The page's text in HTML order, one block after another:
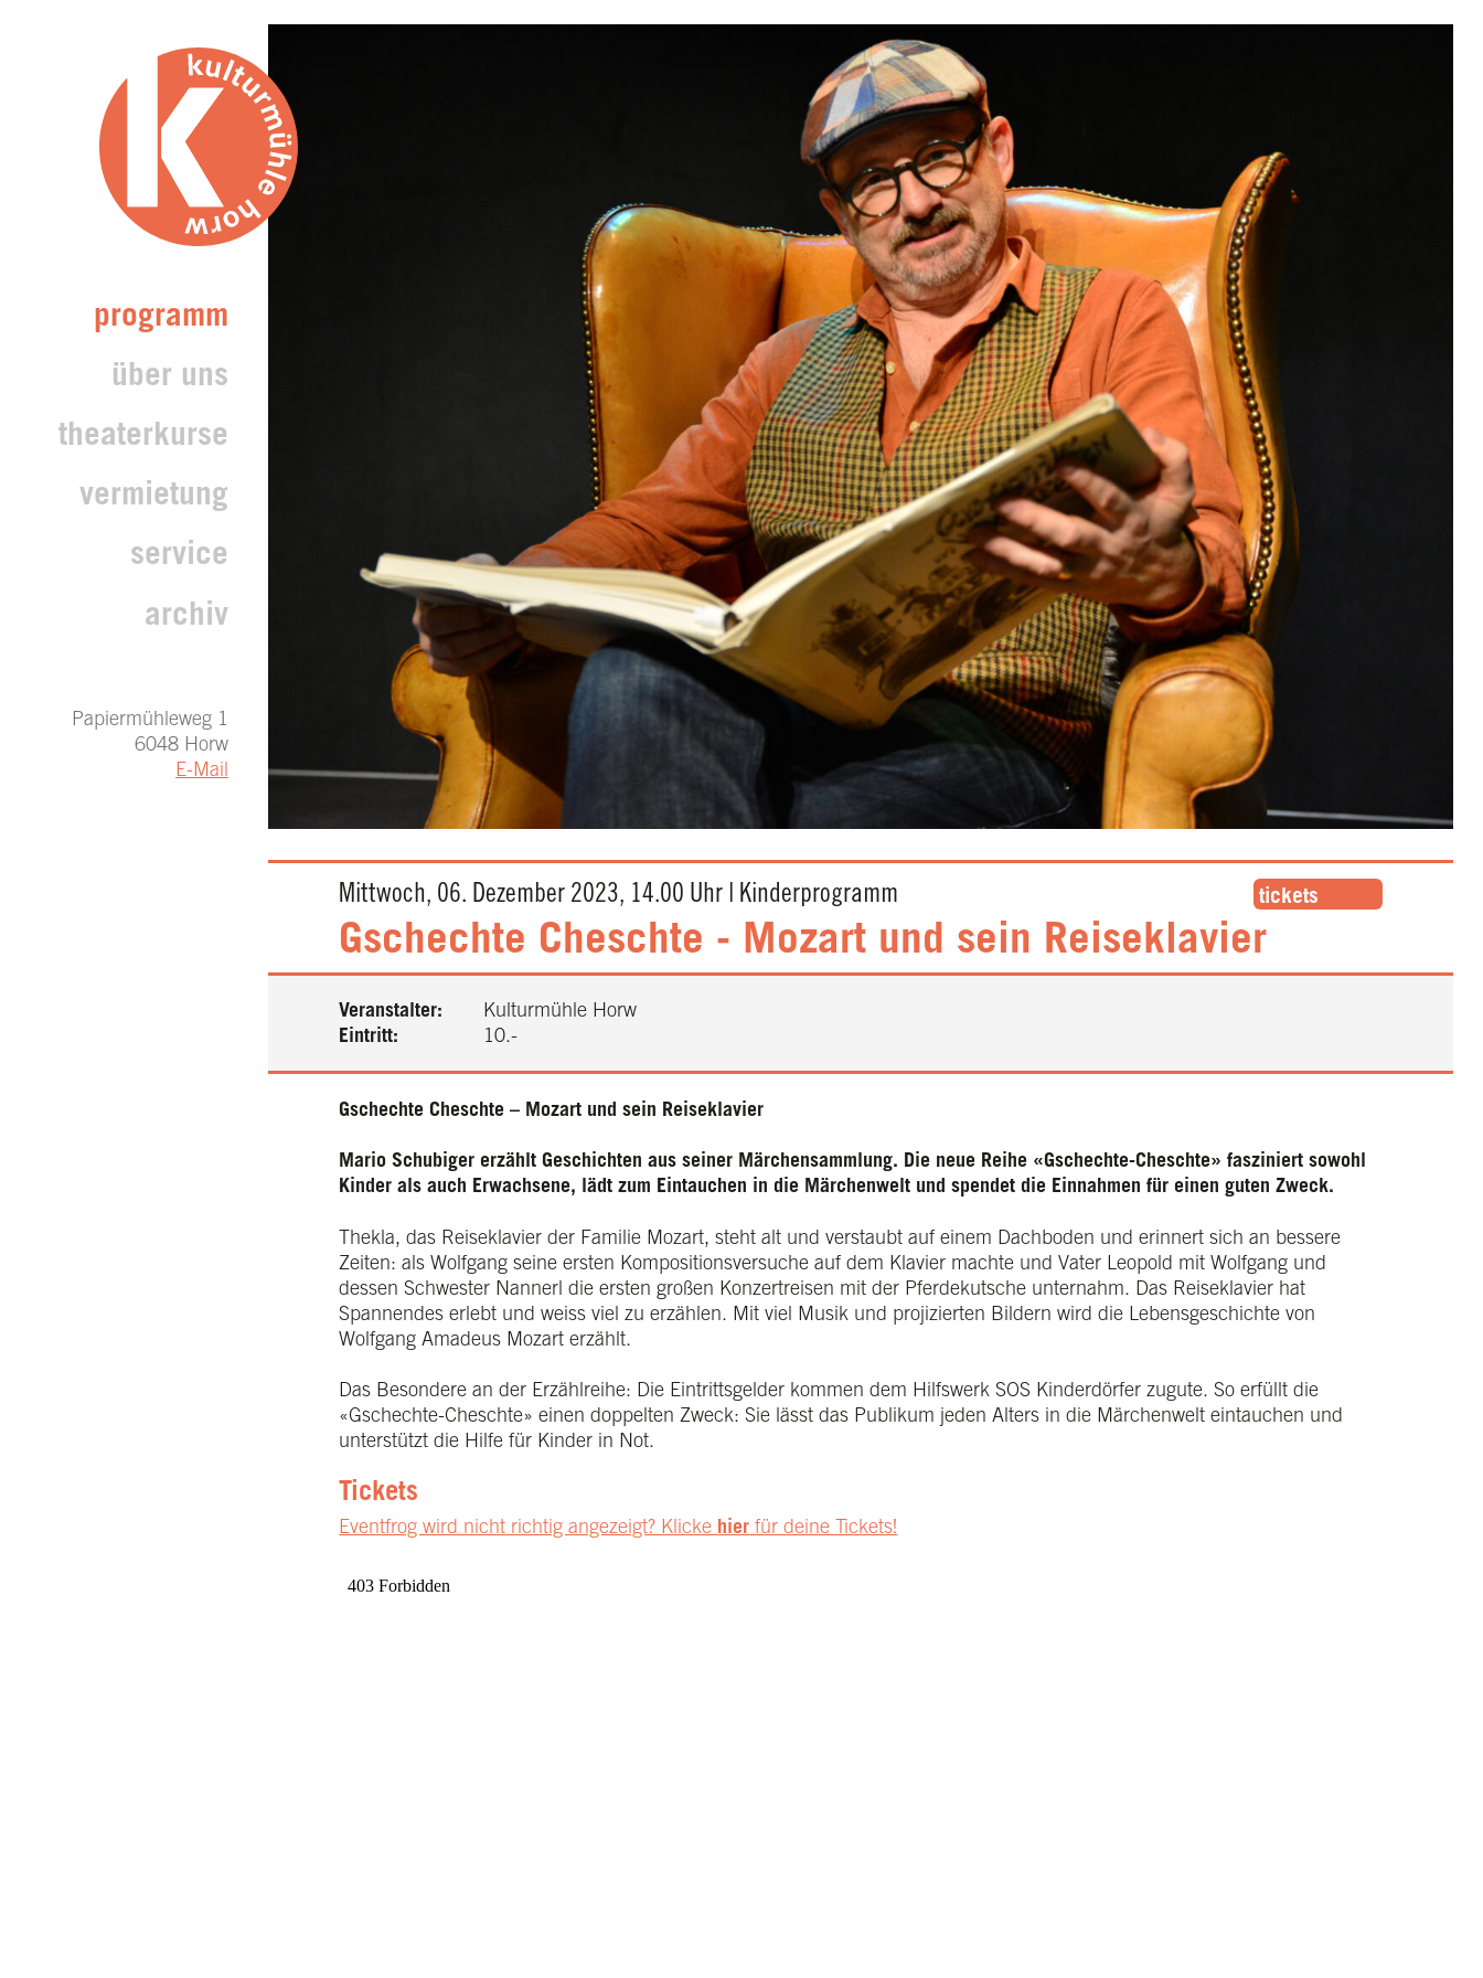
programm
über uns
theaterkurse
vermietung
service
archiv
Papiermühleweg 1
6048 Horw
E-Mail
Mittwoch, 06. Dezember 2023, 14.00 Uhr | Kinderprogramm
Gschechte Cheschte - Mozart und sein Reiseklavier
tickets
Veranstalter:
Kulturmühle Horw
Eintritt:
10.-
Gschechte Cheschte – Mozart und sein Reiseklavier
Mario Schubiger erzählt Geschichten aus seiner Märchensammlung. Die neue Reihe «Gschechte-Cheschte» fasziniert sowohl
Kinder als auch Erwachsene, lädt zum Eintauchen in die Märchenwelt und spendet die Einnahmen für einen guten Zweck.
Thekla, das Reiseklavier der Familie Mozart, steht alt und verstaubt auf einem Dachboden und erinnert sich an bessere
Zeiten: als Wolfgang seine ersten Kompositionsversuche auf dem Klavier machte und Vater Leopold mit Wolfgang und
dessen Schwester Nannerl die ersten großen Konzertreisen mit der Pferdekutsche unternahm. Das Reiseklavier hat
Spannendes erlebt und weiss viel zu erzählen. Mit viel Musik und projizierten Bildern wird die Lebensgeschichte von
Wolfgang Amadeus Mozart erzählt.
Das Besondere an der Erzählreihe: Die Eintrittsgelder kommen dem Hilfswerk SOS Kinderdörfer zugute. So erfüllt die
«Gschechte-Cheschte» einen doppelten Zweck: Sie lässt das Publikum jeden Alters in die Märchenwelt eintauchen und
unterstützt die Hilfe für Kinder in Not.
Tickets
Eventfrog wird nicht richtig angezeigt? Klicke hier für deine Tickets!